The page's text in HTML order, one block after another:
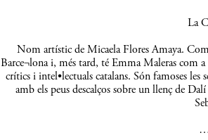
La
Nom artístic de Micaela Flores Amaya.
Barce¬lona i, més tard, té Emma Maleras com
crítics i intel•lectuals catalans. Són famoses
amb els peus descalços sobre un llenç de